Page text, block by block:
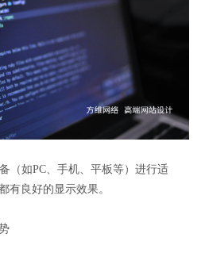
（如PC、手机、平板等）进行适
有良好的显示效果。